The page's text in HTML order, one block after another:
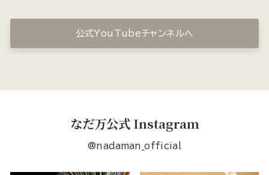
公式YouTubeチャンネルへ
なだ万公式 Instagram
@nadaman_official